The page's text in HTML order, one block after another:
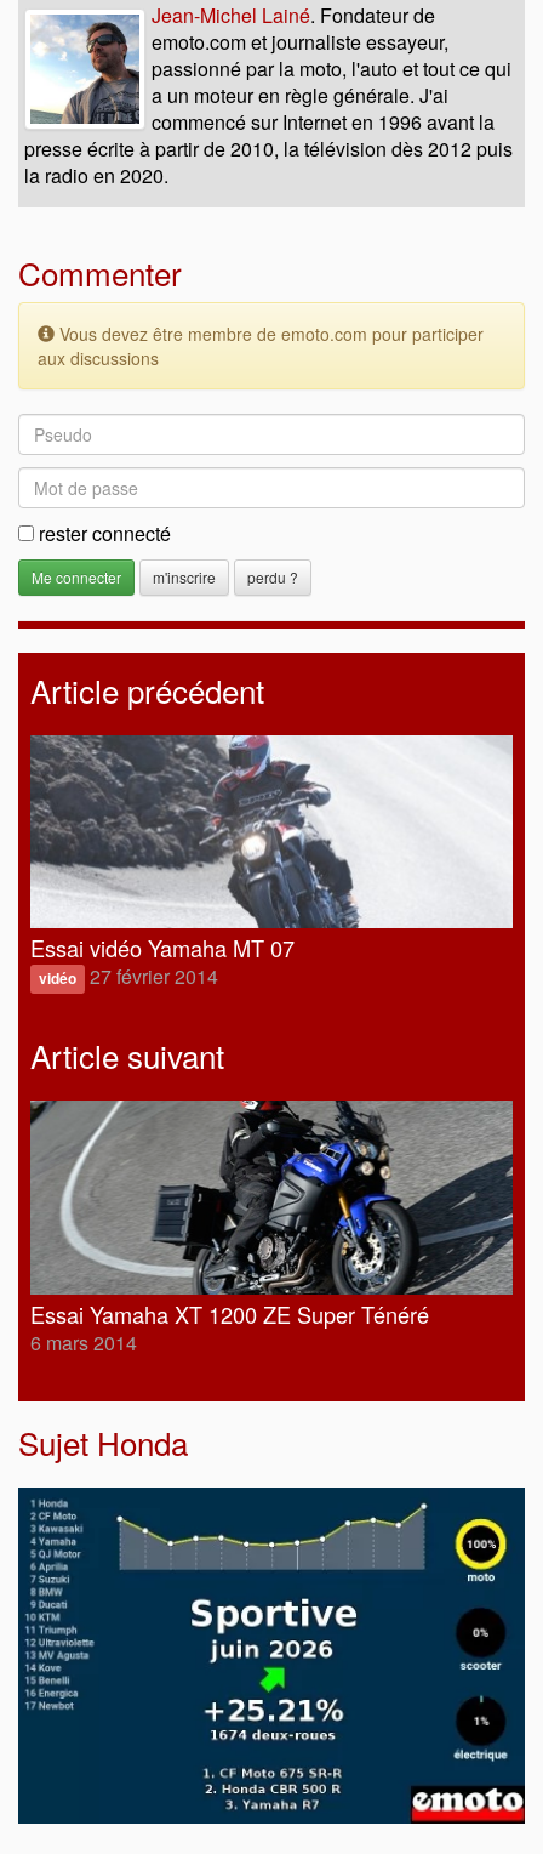
Jean-Michel Lainé. Fondateur de
emoto.com et journaliste essayeur,
passionné par la moto, l'auto et tout ce qui
a un moteur en règle générale. J'ai
commencé sur Internet en 1996 avant la
presse écrite à partir de 2010, la télévision dès 2012 puis
la radio en 2020.
Commenter
Vous devez être membre de emoto.com pour participer
aux discussions
rester connecté
m'inscrire perdu ?
Article précédent
Essai vidéo Yamaha MT 07
vidéo 27 février 2014
Article suivant
Essai Yamaha XT 1200 ZE Super Ténéré
6 mars 2014
Sujet Honda